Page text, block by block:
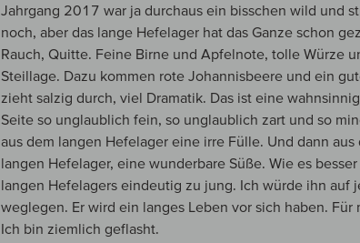
Jahrgang 2017 war ja durchaus ein bisschen wild und
noch, aber das lange Hefelager hat das Ganze schon
Rauch, Quitte. Feine Birne und Apfelnote, tolle Würze
Steillage. Dazu kommen rote Johannisbeere und ein
zieht salzig durch, viel Dramatik. Das ist eine
Seite so unglaublich fein, so unglaublich zart und so
aus dem langen Hefelager eine irre Fülle. Und dann
langen Hefelager, eine wunderbare Süße. Wie es
langen Hefelagers eindeutig zu jung. Ich würde ihn auf
weglegen. Er wird ein langes Leben vor sich haben.
Ich bin ziemlich geflasht.